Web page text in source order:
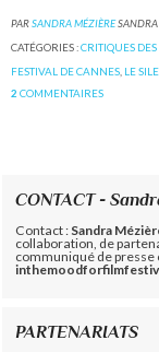
PARSANDRA MÉZIÈRE
CATÉGORIES :CRITIQUES
FESTIVAL DE CANNES LE
2 COMMENTAIRES
CONTACT -
Contact : Sandra
collaboration, de
communiqué de presse
PARTENARIATS